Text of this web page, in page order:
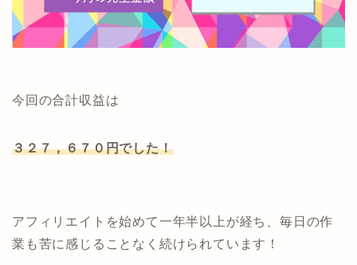
今回の合計収益は
３２７，６７０円でした！
アフィリエイトを始めて一年半以上が経ち、毎日の作
業も苦に感じることなく続けられています！